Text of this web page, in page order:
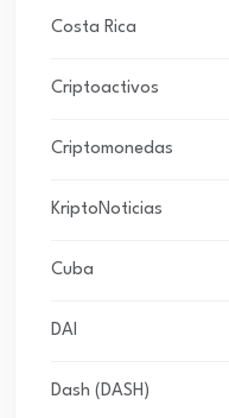
Costa Rica
Criptoactivos
Criptomonedas
KriptoNoticias
Cuba
DAI
Dash (DASH)